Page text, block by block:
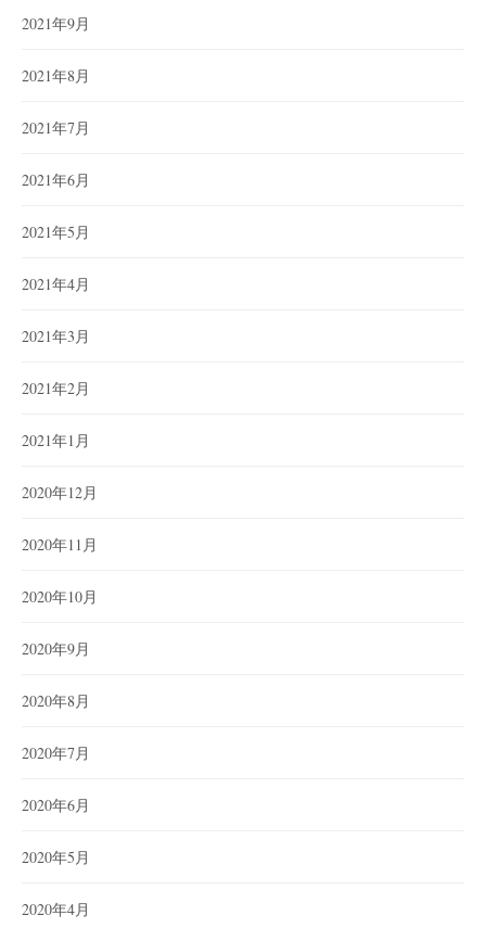
2021年9月
2021年8月
2021年7月
2021年6月
2021年5月
2021年4月
2021年3月
2021年2月
2021年1月
2020年12月
2020年11月
2020年10月
2020年9月
2020年8月
2020年7月
2020年6月
2020年5月
2020年4月